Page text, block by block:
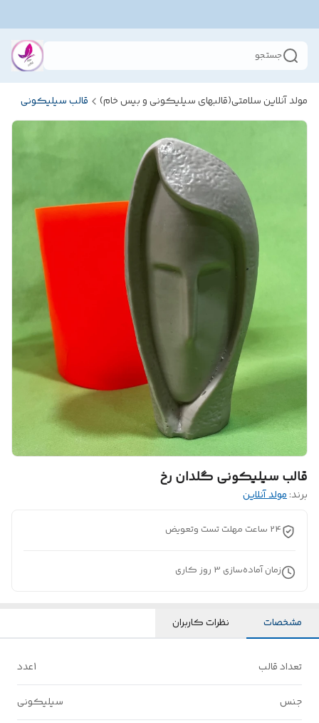
جستجو
مولد آنلاین سلامتی(قالبهای سیلیکونی و بیس خام) قالب سیلیکونی
قالب سیلیکونی گلدان رخ
برند:مولد آنلاین
24 ساعت مهلت تست وتعویض
زمان آماده‌سازی 3 روز کاری
مشخصات نظرات کاربران
تعداد قالب 1عدد
جنس سیلیکونی